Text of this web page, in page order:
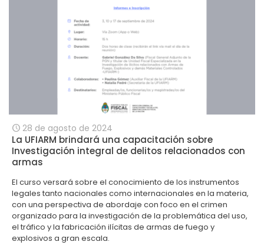
28 de agosto de 2024
La UFIARM brindará una capacitación sobre
Investigación integral de delitos relacionados con
armas
El curso versará sobre el conocimiento de los instrumentos
legales tanto nacionales como internacionales en la materia,
con una perspectiva de abordaje con foco en el crimen
organizado para la investigación de la problemática del uso,
el tráfico y la fabricación ilícitas de armas de fuego y
explosivos a gran escala.